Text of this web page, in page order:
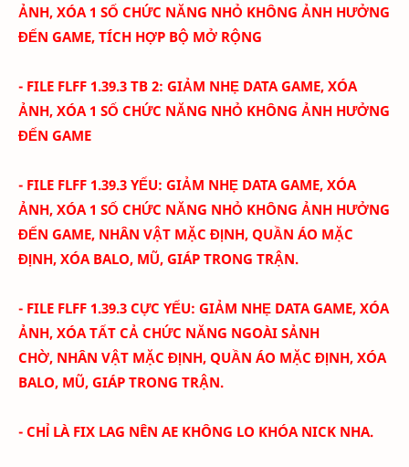
ẢNH, XÓA 1 SỐ CHỨC NĂNG NHỎ KHÔNG ẢNH HƯỞNG
ĐẾN GAME, TÍCH HỢP BỘ MỞ RỘNG
- FILE FLFF 1.39.3 TB 2: GIẢM NHẸ DATA GAME, XÓA
ẢNH, XÓA 1 SỐ CHỨC NĂNG NHỎ KHÔNG ẢNH HƯỞNG
ĐẾN GAME
- FILE FLFF 1.39.3 YẾU: GIẢM NHẸ DATA GAME, XÓA
ẢNH, XÓA 1 SỐ CHỨC NĂNG NHỎ KHÔNG ẢNH HƯỞNG
ĐẾN GAME, NHÂN VẬT MẶC ĐỊNH, QUẦN ÁO MẶC
ĐỊNH, XÓA BALO, MŨ, GIÁP TRONG TRẬN.
- FILE FLFF 1.39.3 CỰC YẾU: GIẢM NHẸ DATA GAME, XÓA
ẢNH, XÓA TẤT CẢ CHỨC NĂNG NGOÀI SẢNH
CHỜ, NHÂN VẬT MẶC ĐỊNH, QUẦN ÁO MẶC ĐỊNH, XÓA
BALO, MŨ, GIÁP TRONG TRẬN.
- CHỈ LÀ FIX LAG NÊN AE KHÔNG LO KHÓA NICK NHA.